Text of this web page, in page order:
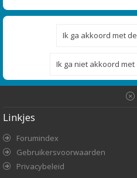
Linkjes
Forumindex
Gebruikersvoorwaarden
Privacybeleid